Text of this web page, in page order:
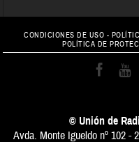
CONDICIONES DE USO -
POLÍTICA DE
© Unión de
Avda. Monte Igueldo nº 102 -